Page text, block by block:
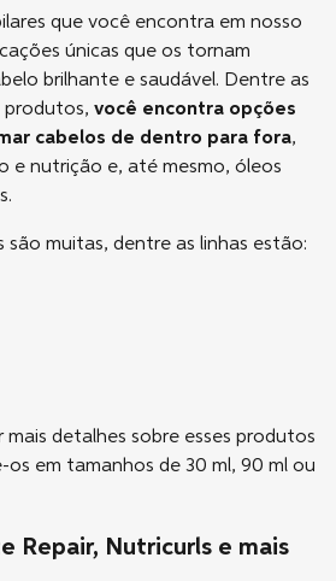
que você encontra em nosso
únicas que os tornam
brilhante e saudável. Dentre as
produtos, você encontra opções
cabelos de dentro para fora,
e nutrição e, até mesmo, óleos
são muitas, dentre as linhas estão:
detalhes sobre esses produtos
os em tamanhos de 30 ml, 90 ml ou
Repair, Nutricurls e mais